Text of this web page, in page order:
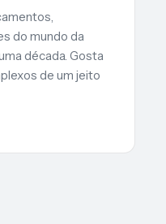
do mundo da
década. Gosta
de um jeito